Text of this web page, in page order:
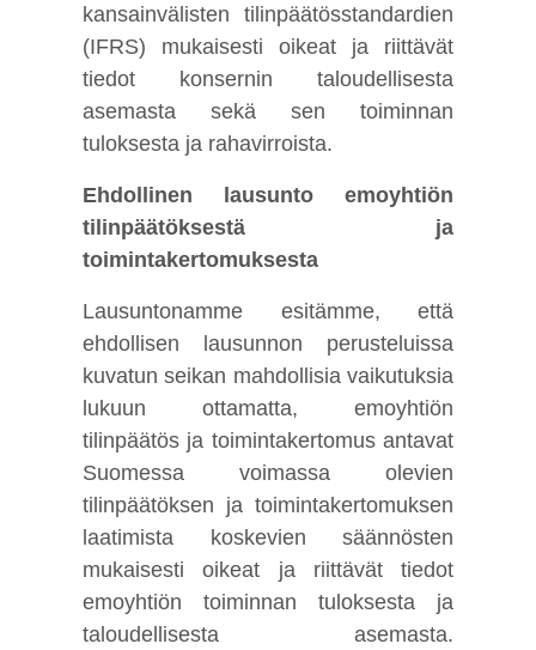
kansainvälisten tilinpäätösstandardien
(IFRS) mukaisesti oikeat ja riittävät
tiedot konsernin taloudellisesta
asemasta sekä sen toiminnan
tuloksesta ja rahavirroista.
Ehdollinen lausunto emoyhtiön
tilinpäätöksestä ja
toimintakertomuksesta
Lausuntonamme esitämme, että
ehdollisen lausunnon perusteluissa
kuvatun seikan mahdollisia vaikutuksia
lukuun ottamatta, emoyhtiön
tilinpäätös ja toimintakertomus antavat
Suomessa voimassa olevien
tilinpäätöksen ja toimintakertomuksen
laatimista koskevien säännösten
mukaisesti oikeat ja riittävät tiedot
emoyhtiön toiminnan tuloksesta ja
taloudellisesta asemasta.